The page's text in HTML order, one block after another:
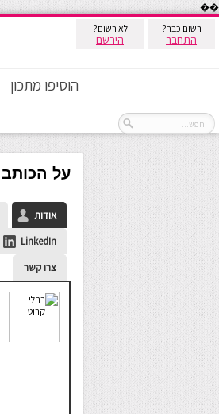
��
רשום כבר?
התחבר
לא רשום?
הירשם
הוסיפו מתכון
על הכותב
אודות
LinkedIn
צרו קשר